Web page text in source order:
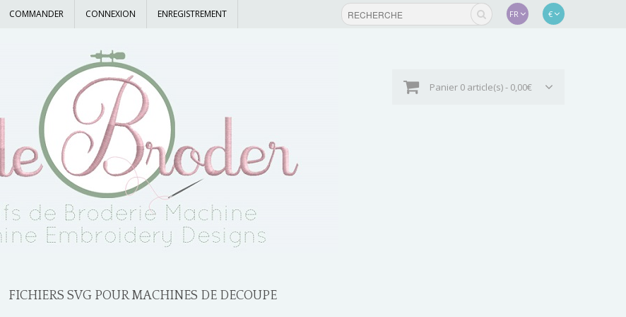
€
FR
COMMANDER CONNEXION ENREGISTREMENT
Panier 0 article(s) - 0,00€
FICHIERS SVG POUR MACHINES DE DECOUPE